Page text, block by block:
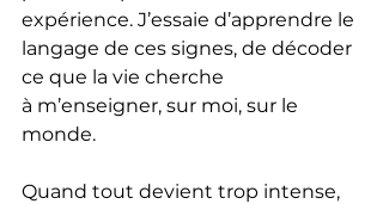
expérience. J’essaie d’apprendre le
langage de ces signes, de décoder
ce que la vie cherche
à m’enseigner, sur moi, sur le
monde.
Quand tout devient trop intense,